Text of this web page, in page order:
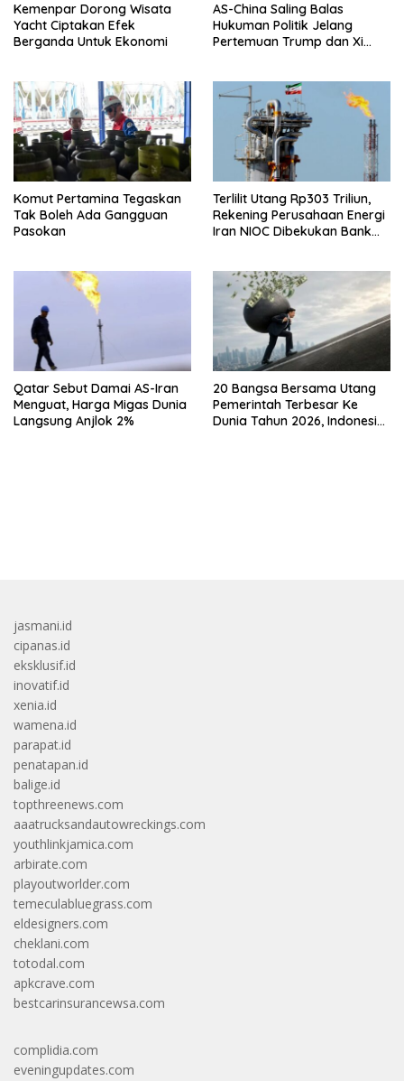
Kemenpar Dorong Wisata
Yacht Ciptakan Efek
Berganda Untuk Ekonomi
AS-China Saling Balas
Hukuman Politik Jelang
Pertemuan Trump dan Xi
Komut Pertamina Tegaskan
Tak Boleh Ada Gangguan
Pasokan
Terlilit Utang Rp303 Triliun,
Rekening Perusahaan Energi
Iran NIOC Dibekukan Bank
Qatar Sebut Damai AS-Iran
Menguat, Harga Migas Dunia
Langsung Anjlok 2%
20 Bangsa Bersama Utang
Pemerintah Terbesar Ke
Dunia Tahun 2026, Indonesia
jasmani.id
cipanas.id
eksklusif.id
inovatif.id
xenia.id
wamena.id
parapat.id
penatapan.id
balige.id
topthreenews.com
aaatrucksandautowreckings.com
youthlinkjamica.com
arbirate.com
playoutworlder.com
temeculabluegrass.com
eldesigners.com
cheklani.com
totodal.com
apkcrave.com
bestcarinsurancewsa.com
complidia.com
eveningupdates.com